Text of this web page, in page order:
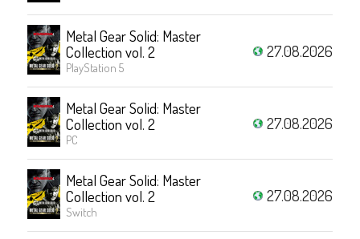
Metal Gear Solid: Master
Collection vol. 2
PlayStation 5
27.08.2026
Metal Gear Solid: Master
Collection vol. 2
PC
27.08.2026
Metal Gear Solid: Master
Collection vol. 2
Switch
27.08.2026